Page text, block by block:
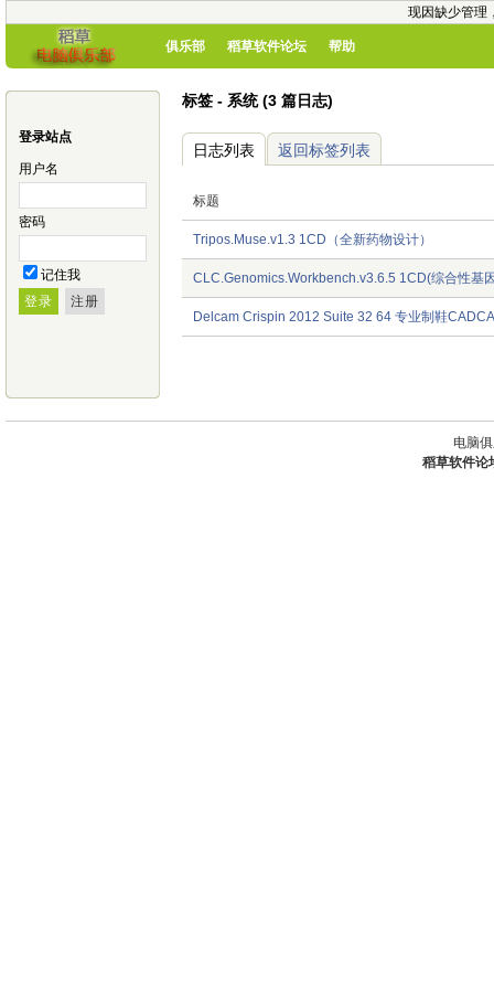
现因缺少管理
俱乐部 稻草软件论坛 帮助
登录站点
用户名
密码
记住我
标签 - 系统 (3 篇日志)
日志列表 返回标签列表
标题
Tripos.Muse.v1.3 1CD（全新药物设计）
CLC.Genomics.Workbench.v3.6.5 1CD(综合性基
Delcam Crispin 2012 Suite 32 64 专业制鞋
电脑
稻草软件论